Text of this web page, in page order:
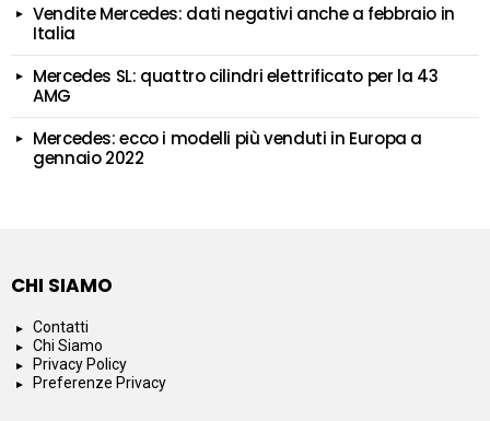
Vendite Mercedes: dati negativi anche a febbraio in
Italia
Mercedes SL: quattro cilindri elettrificato per la 43
AMG
Mercedes: ecco i modelli più venduti in Europa a
gennaio 2022
CHI SIAMO
Contatti
Chi Siamo
Privacy Policy
Preferenze Privacy